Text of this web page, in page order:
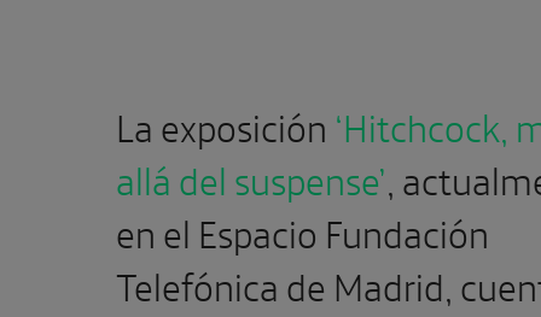
La exposición ‘Hitchcock,
allá del suspense’,
en el Espacio Fundación
Telefónica de Madrid,